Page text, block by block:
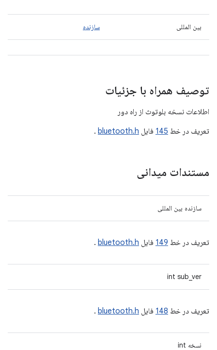
بین المللی سازنده
توصیف همراه با جزئیات
اطلاعات نسخه بلوتوث از راه دور
تعریف در خط 145 فایل bluetooth.h
.
مستندات میدانی
سازنده بین المللی
تعریف در خط 149 فایل bluetooth.h
.
int sub_ver
تعریف در خط 148 فایل bluetooth.h
.
نسخه int